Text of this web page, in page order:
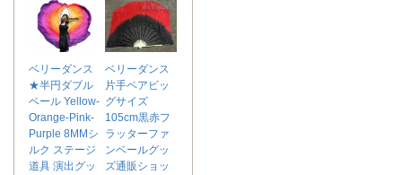
ベリーダンス
★半円ダブル
ベール Yellow-
Orange-Pink-
Purple 8MMシ
ルク ステージ
道具 演出グッ
ベリーダンス
片手ペアビッ
グサイズ
105cm黒赤フ
ラッターファ
ンベールグッ
ズ通販ショッ